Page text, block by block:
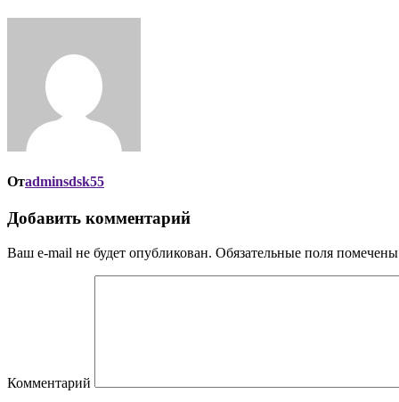
Отadminsdsk55
Добавить комментарий
Ваш e-mail не будет опубликован. Обязательные поля
Комментарий